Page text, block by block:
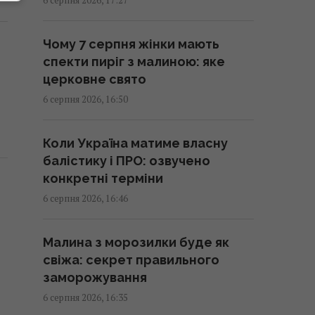
17:08 четвер, 06 серпня 2026
Попри спеку Україна експортує
17:07 четвер, 06 серпня 2026
Нові солдати з Північної Кореї:
17:04 четвер, 06 серпня 2026
Гороскоп на 7 серпня: Овнам –
Чому 7 серпня жінки мають
спекти пиріг з малиною: яке
церковне свято
6 серпня 2026, 16:50
Коли Україна матиме власну
балістику і ПРО: озвучено
конкретні терміни
6 серпня 2026, 16:46
Малина з морозилки буде як
свіжа: секрет правильного
заморожування
6 серпня 2026, 16:35